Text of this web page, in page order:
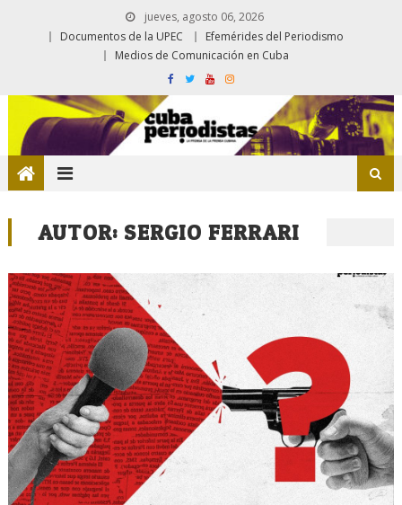
jueves, agosto 06, 2026
Documentos de la UPEC
Efemérides del Periodismo
Medios de Comunicación en Cuba
AUTOR: SERGIO FERRARI